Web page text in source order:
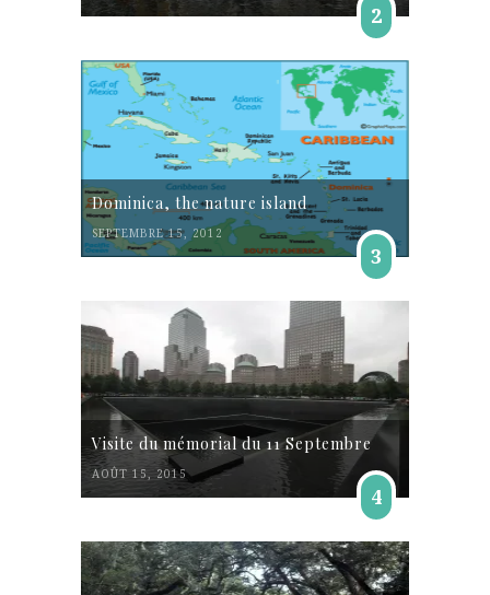
2
Dominica, the nature island
SEPTEMBRE 15, 2012
3
Visite du mémorial du 11 Septembre
AOÛT 15, 2015
4